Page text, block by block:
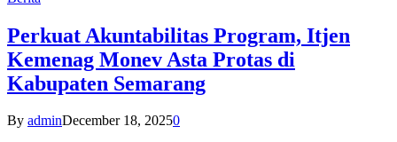
Perkuat Akuntabilitas Program, Itjen
Kemenag Monev Asta Protas di
Kabupaten Semarang
By adminDecember 18, 20250